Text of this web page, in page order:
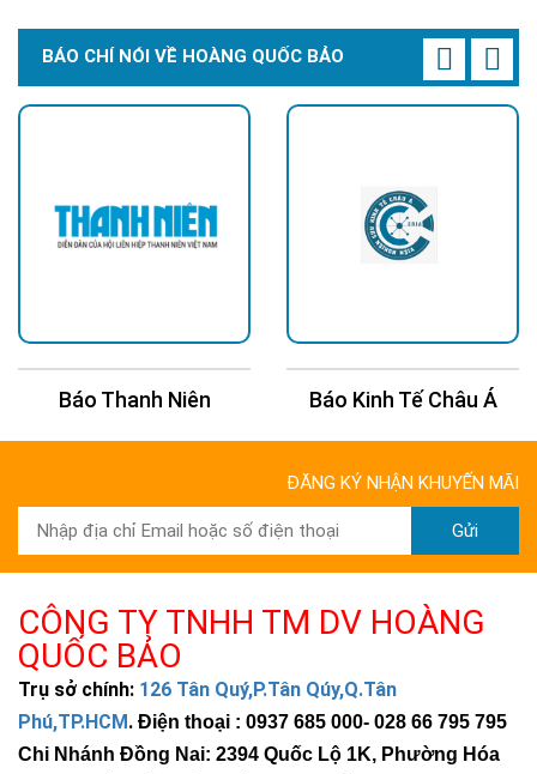
BÁO CHÍ NÓI VỀ HOÀNG QUỐC BẢO
Báo Thanh Niên Báo Kinh Tế Châu Á
ĐĂNG KÝ NHẬN KHUYẾN MÃI
Gửi
CÔNG TY TNHH TM DV HOÀNG
QUỐC BẢO
Trụ sở chính: 126 Tân Quý,P.Tân Qúy,Q.Tân
Phú,TP.HCM . Điện thoại : 0937 685 000- 028 66 795 795
Chi Nhánh Đồng Nai: 2394 Quốc Lộ 1K, Phường Hóa